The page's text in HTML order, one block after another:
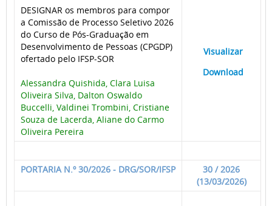
DESIGNAR os membros para compor
a Comissão de Processo Seletivo 2026
do Curso de Pós-Graduação em
Desenvolvimento de Pessoas (CPGDP)
ofertado pelo IFSP-SOR
Alessandra Quishida, Clara Luisa
Oliveira Silva, Dalton Oswaldo
Buccelli, Valdinei Trombini, Cristiane
Souza de Lacerda, Aliane do Carmo
Oliveira Pereira
Visualizar
Download
PORTARIA N.º 30/2026 - DRG/SOR/IFSP
30 / 2026
(13/03/2026)